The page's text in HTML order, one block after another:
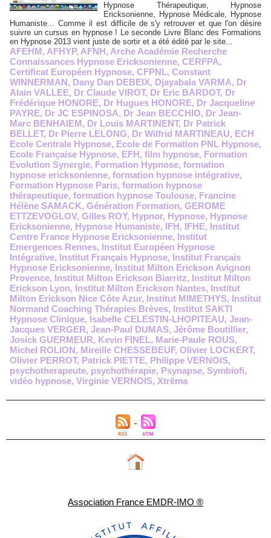
Association France EMDR-IMO ®
Hypnose Thérapeutique, Hypnose
Ericksonienne, Hypnose Médicale, Hypnose
Humaniste... Comme il est difficile de s'y retrouver et que l'on désire
suivre un cursus en hypnose ! Le seconde Livre Blanc des Formations
en Hypnose 2013 vient juste de sortir et a été édité par le site...
AFEHM, AFHYP, AFNH, Arche Académie Recherche
Connaissances Hypnose Ericksonienne, CERFPA,
Certificat Européen Hypnose, CFPNL, Constant
WINNERMAN, Dany Dan DEBEIX, Djayabala VARMA, Dr
Alain VALLEE, Dr Claude VIROT, Dr Eric BARDOT, Dr
Frédérique HONORE, Dr Hugues HONORE, Dr Jacqueline
PAYRE, Dr JC ESPINOSA, Dr Jean BECCHIO, Dr Jean-
Marc BENHAIEM, Dr Louis MARTINENT, Dr Patrick
BELLET, Dr Pierre LELONG, Dr Wilfrid MARTINEAU, ECH
Ecole Centrale Hypnose, Ecole de Formation PNL Hypnose,
Ecole Française Hypnose, EFH, film hypnose, Formation
Evolution Synergie, Formation Hypnose, formation
hypnose ericksonienne, formation hypnose intégrative,
Formation Hypnose Paris, formation hypnose
thérapeutique, formation hypnose Toulouse, Francine
Hélène SAMACK, Génération Formation, GEROME
ETTZEVOGLOV, Gilles ROY, Hypnor, Hypnose, Hypnose
Ericksonienne, Hypnose Humaniste, IFH, IFHE, Institut
Centre France Hypnose Ericksonienne, Institut
Emergences Rennes, Institut Européen Hypnose
Intégrative, Institut Français Hypnose, Institut Français
Hypnose Ericksonienne, Institut Milton Erickson Avignon
Provence, Institut Milton Erickson Biarritz, Institut Milton
Erickson Lyon, Institut Milton Erickson Nantes, Institut
Milton Erickson Nice Côte Azur, Institut MIMETHYS, Institut
Normand Coaching Thérapies Brèves, Institut SAKTI
Hypnose Clinique, Isabelle CELESTIN-LHOPITEAU, Jean-
Jacques VERGER, Jean-Paul DUMAS, Jérôme Boutillier,
Josick GUERMEUR, Kevin FINEL, Marie-Paule ROUS,
Michel ROLION, Mireille CHESSEBEUF, Olivier LOCKERT,
Olivier PERROT, Patrick PIETTE, Philippe VERNOIS,
psychotherapeute, psychothérapie, Psynapse, Symbiofi,
vidéo hypnose, Virginie VERNOIS, Xtrëma